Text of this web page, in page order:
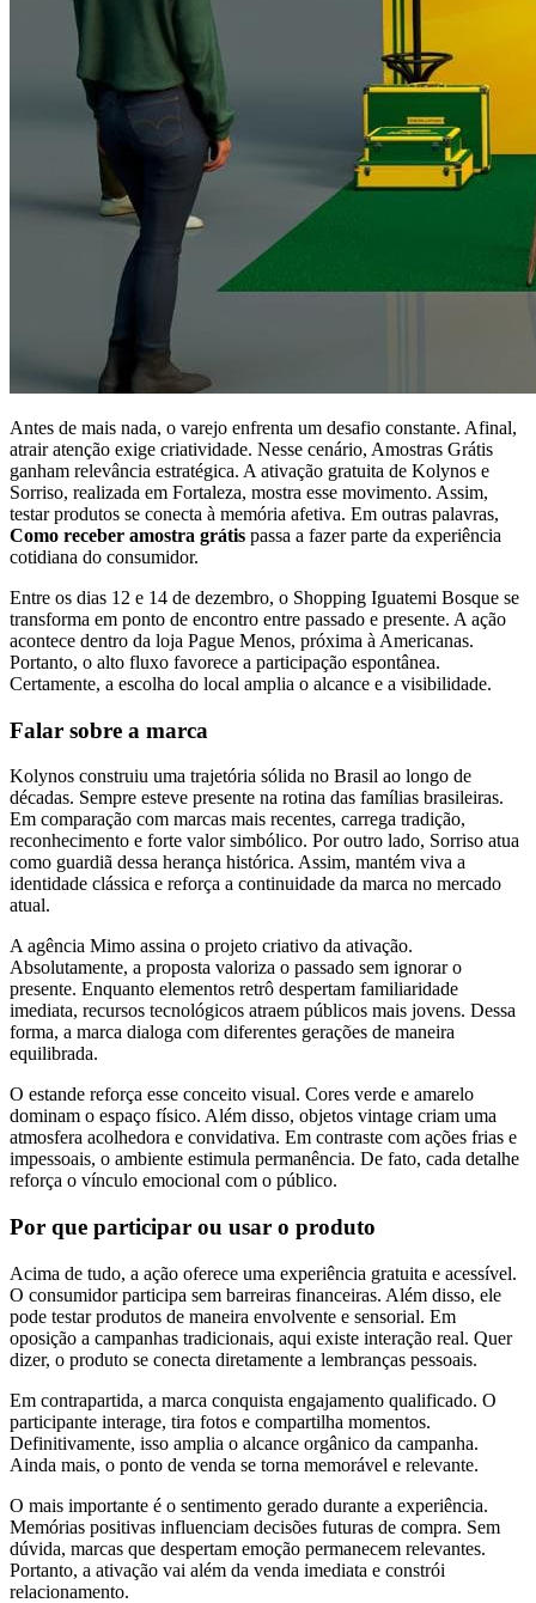
Antes de mais nada, o varejo enfrenta um desafio constante. Afinal,
atrair atenção exige criatividade. Nesse cenário, Amostras Grátis
ganham relevância estratégica. A ativação gratuita de Kolynos e
Sorriso, realizada em Fortaleza, mostra esse movimento. Assim,
testar produtos se conecta à memória afetiva. Em outras palavras,
Como receber amostra grátis passa a fazer parte da experiência
cotidiana do consumidor.
Entre os dias 12 e 14 de dezembro, o Shopping Iguatemi Bosque se
transforma em ponto de encontro entre passado e presente. A ação
acontece dentro da loja Pague Menos, próxima à Americanas.
Portanto, o alto fluxo favorece a participação espontânea.
Certamente, a escolha do local amplia o alcance e a visibilidade.
Falar sobre a marca
Kolynos construiu uma trajetória sólida no Brasil ao longo de
décadas. Sempre esteve presente na rotina das famílias brasileiras.
Em comparação com marcas mais recentes, carrega tradição,
reconhecimento e forte valor simbólico. Por outro lado, Sorriso atua
como guardiã dessa herança histórica. Assim, mantém viva a
identidade clássica e reforça a continuidade da marca no mercado
atual.
A agência Mimo assina o projeto criativo da ativação.
Absolutamente, a proposta valoriza o passado sem ignorar o
presente. Enquanto elementos retrô despertam familiaridade
imediata, recursos tecnológicos atraem públicos mais jovens. Dessa
forma, a marca dialoga com diferentes gerações de maneira
equilibrada.
O estande reforça esse conceito visual. Cores verde e amarelo
dominam o espaço físico. Além disso, objetos vintage criam uma
atmosfera acolhedora e convidativa. Em contraste com ações frias e
impessoais, o ambiente estimula permanência. De fato, cada detalhe
reforça o vínculo emocional com o público.
Por que participar ou usar o produto
Acima de tudo, a ação oferece uma experiência gratuita e acessível.
O consumidor participa sem barreiras financeiras. Além disso, ele
pode testar produtos de maneira envolvente e sensorial. Em
oposição a campanhas tradicionais, aqui existe interação real. Quer
dizer, o produto se conecta diretamente a lembranças pessoais.
Em contrapartida, a marca conquista engajamento qualificado. O
participante interage, tira fotos e compartilha momentos.
Definitivamente, isso amplia o alcance orgânico da campanha.
Ainda mais, o ponto de venda se torna memorável e relevante.
O mais importante é o sentimento gerado durante a experiência.
Memórias positivas influenciam decisões futuras de compra. Sem
dúvida, marcas que despertam emoção permanecem relevantes.
Portanto, a ativação vai além da venda imediata e constrói
relacionamento.